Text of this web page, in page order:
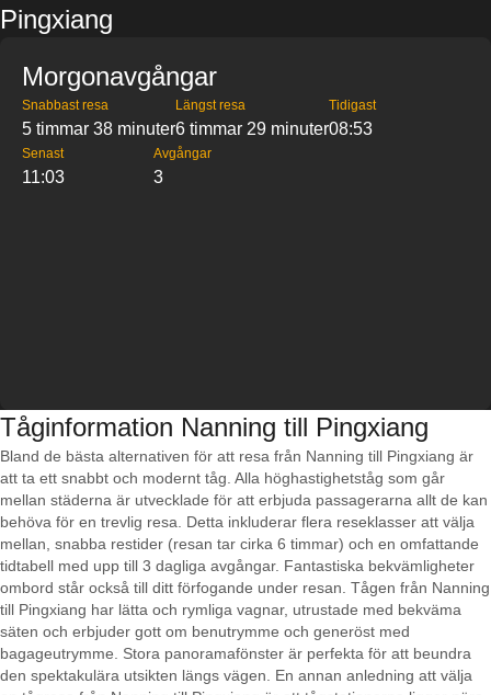
Pingxiang
Morgonavgångar
Snabbast resa
5 timmar 38 minuter
Längst resa
6 timmar 29 minuter
Tidigast
08:53
Senast
11:03
Avgångar
3
Tåginformation Nanning till Pingxiang
Bland de bästa alternativen för att resa från Nanning till Pingxiang är
att ta ett snabbt och modernt tåg. Alla höghastighetståg som går
mellan städerna är utvecklade för att erbjuda passagerarna allt de kan
behöva för en trevlig resa. Detta inkluderar flera reseklasser att välja
mellan, snabba restider (resan tar cirka 6 timmar) och en omfattande
tidtabell med upp till 3 dagliga avgångar. Fantastiska bekvämligheter
ombord står också till ditt förfogande under resan. Tågen från Nanning
till Pingxiang har lätta och rymliga vagnar, utrustade med bekväma
säten och erbjuder gott om benutrymme och generöst med
bagageutrymme. Stora panoramafönster är perfekta för att beundra
den spektakulära utsikten längs vägen. En annan anledning att välja